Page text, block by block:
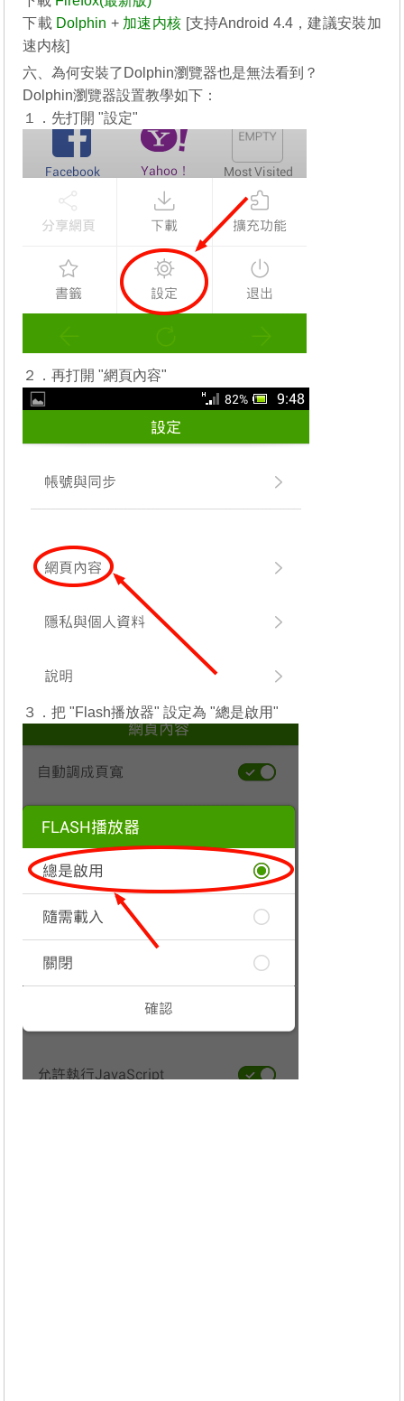
下載 Dolphin + 加速内核 [支持Android 4.4，建議安裝加
速内核]
六、為何安裝了Dolphin瀏覽器也是無法看到？
Dolphin瀏覽器設置教學如下：
１．先打開 "設定"
２．再打開 "網頁內容"
３．把 "Flash播放器" 設定為 "總是啟用"